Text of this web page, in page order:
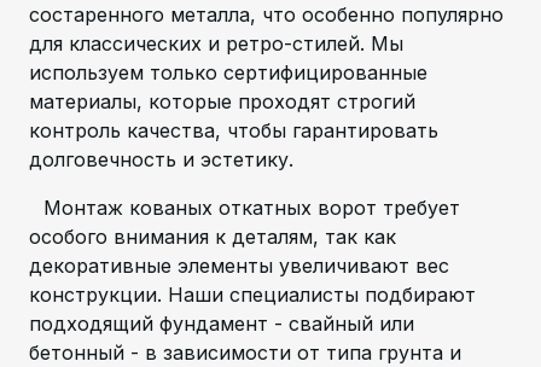
состаренного металла, что особенно популярно
для классических и ретро-стилей. Мы
используем только сертифицированные
материалы, которые проходят строгий
контроль качества, чтобы гарантировать
долговечность и эстетику.
Монтаж кованых откатных ворот требует
особого внимания к деталям, так как
декоративные элементы увеличивают вес
конструкции. Наши специалисты подбирают
подходящий фундамент - свайный или
бетонный - в зависимости от типа грунта и